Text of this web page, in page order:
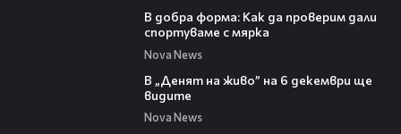
В добра форма: Как да проверим дали
спортуваме с мярка
Nova News
В „Денят на живо” на 6 декември ще
видите
Nova News